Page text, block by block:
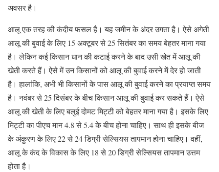
अवसर है।
आलू एक तरह की कंदीय फसल है। यह जमीन के अंदर उगता है। ऐसे अगेती
आलू की बुवाई के लिए 15 अक्टूबर से 25 सितंबर का समय बेहतर माना गया
है। लेकिन कई किसान धान की कटाई करने के बाद उसी खेत में आलू की
खेती करते हैं। ऐसे में उन किसानों को आलू की बुवाई करने में देर हो जाती
है। हालांकि, अभी भी किसानों के पास आलू की बुवाई करने का प्रयाप्त समय
है। नवंबर से 25 दिसंबर के बीच किसान आलू की बुवाई कर सकते हैं। ऐसे
आलू की खेती के लिए बलुई दोमट मिट्टी को बेहतर माना गया है। इसके लिए
मिट्टी का पीएच मान 4.8 से 5.4 के बीच होना चाहिए। साथ ही इसके बीज
के अंकुरण के लिए 22 से 24 डिग्री सेल्सियस तापमान होना चाहिए। वहीं,
आलू के कंद के विकास के लिए 18 से 20 डिग्री सेल्सियस तापमान उत्तम
होता है।